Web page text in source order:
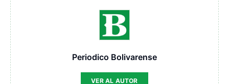
Periodico Bolivarense
VER AL AUTOR